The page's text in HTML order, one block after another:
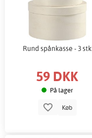
Rund spånkasse - 3 stk
59 DKK
På lager
Køb